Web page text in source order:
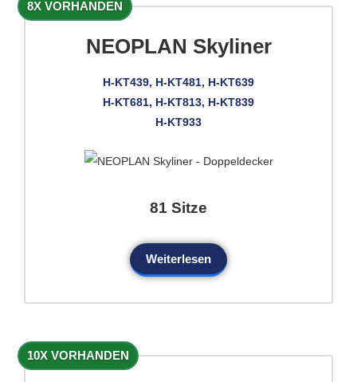
8X VORHANDEN
NEOPLAN Skyliner
H-KT439, H-KT481, H-KT639
H-KT681, H-KT813, H-KT839
H-KT933
81 Sitze
Weiterlesen
10X VORHANDEN